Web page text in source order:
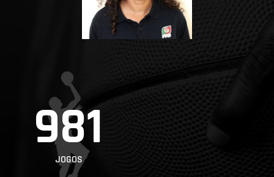
MINIBASQUETE
ÁREA TÉCNICA
PROJETOS
LIGA BETCLIC
MASCULINA
LIGA BETCLIC
FEMININA
981
JOGOS